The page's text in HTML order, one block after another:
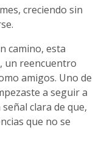
creciendo sin
camino, esta
un reencuentro
amigos. Uno de
a seguir a
clara de que,
que no se